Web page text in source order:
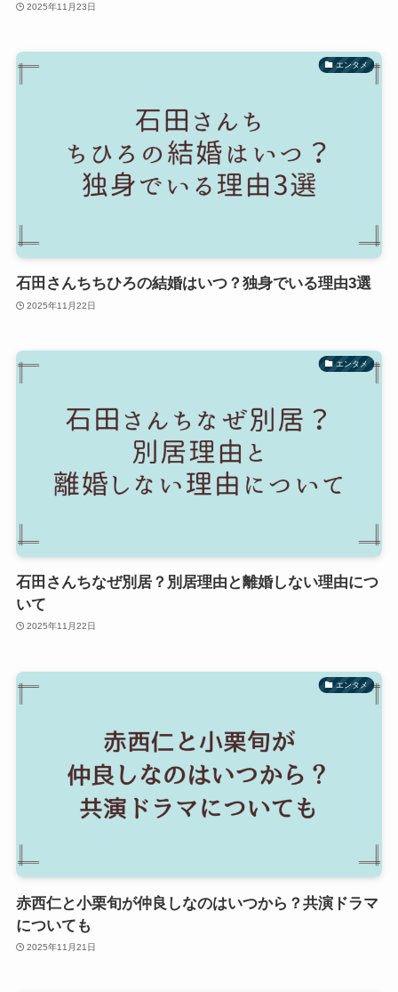
2025年11月23日
エンタメ
石田さんちちひろの結婚はいつ？独身でいる理由3選
2025年11月22日
エンタメ
石田さんちなぜ別居？別居理由と離婚しない理由につ
いて
2025年11月22日
エンタメ
赤西仁と小栗旬が仲良しなのはいつから？共演ドラマ
についても
2025年11月21日